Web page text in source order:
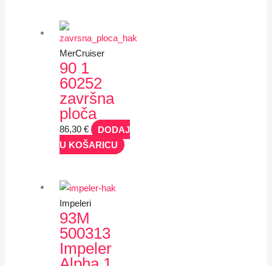
MerCruiser
90 1
60252
završna
ploča
86,30€
DODAJ
U KOŠARICU
Impeleri
93M
500313
Impeler